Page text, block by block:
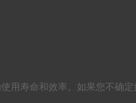
用寿命和效率。如果您不确